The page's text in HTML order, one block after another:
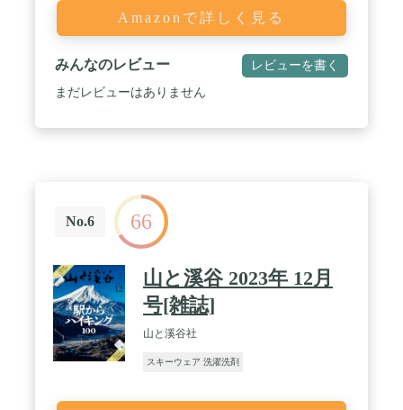
Amazonで詳しく見る
みんなのレビュー レビューを書く
まだレビューはありません
No.6 66
山と溪谷 2023年 12月
号[雑誌]
山と溪谷社
スキーウェア 洗濯洗剤